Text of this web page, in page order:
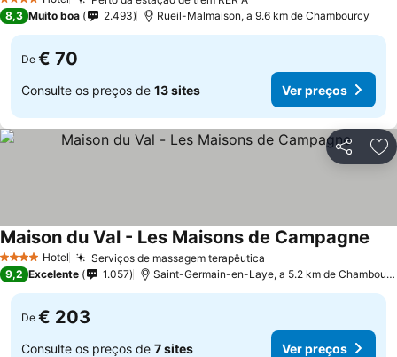
4 Estrelas
8,3 Muito boa 2.493 Rueil-Malmaison, a 9.6 km de Chambourcy
De € 70
Consulte os preços de 13 sites Ver preços
Partilhar
4 EstrelasHotel Serviços de massagem terapêutica
Maison du Val - Les Maisons de Campagne
9,2 Excelente 1.057 Saint-Germain-en-Laye, a 5.2 km de
De € 203
Consulte os preços de 7 sites Ver preços